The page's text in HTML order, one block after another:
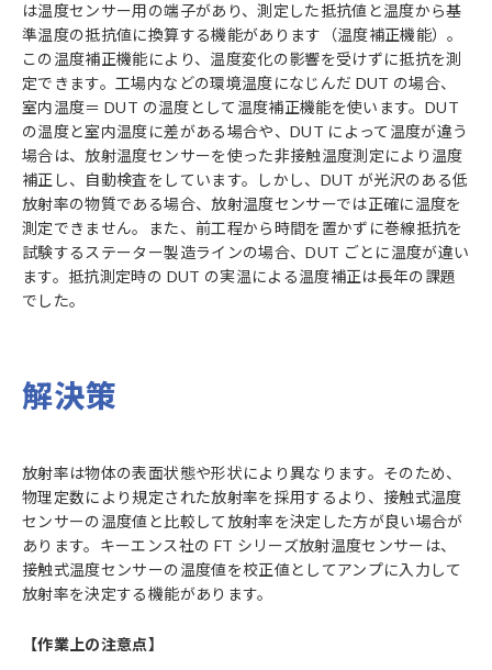
は温度センサー用の端子があり、測定した抵抗値と温度から基
準温度の抵抗値に換算する機能があります（温度補正機能）。
この温度補正機能により、温度変化の影響を受けずに抵抗を測
定できます。工場内などの環境温度になじんだ DUT の場合、
室内温度＝ DUT の温度として温度補正機能を使います。DUT
の温度と室内温度に差がある場合や、DUT によって温度が違う
場合は、放射温度センサーを使った非接触温度測定により温度
補正し、自動検査をしています。しかし、DUT が光沢のある低
放射率の物質である場合、放射温度センサーでは正確に温度を
測定できません。また、前工程から時間を置かずに巻線抵抗を
試験するステーター製造ラインの場合、DUT ごとに温度が違い
ます。抵抗測定時の DUT の実温による温度補正は長年の課題
でした。
解決策
放射率は物体の表面状態や形状により異なります。そのため、
物理定数により規定された放射率を採用するより、接触式温度
センサーの温度値と比較して放射率を決定した方が良い場合が
あります。キーエンス社の FT シリーズ放射温度センサーは、
接触式温度センサーの温度値を校正値としてアンプに入力して
放射率を決定する機能があります。
【作業上の注意点】